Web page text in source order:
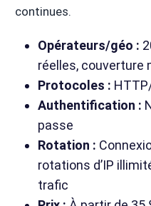
continues.
Opérateurs/géo :
réelles, couverture
Protocoles :
Authentification :
passe
Rotation :
rotations d’IP
trafic